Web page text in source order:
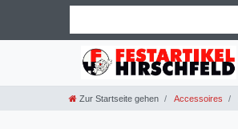
Zur Startseite gehen Accessoires